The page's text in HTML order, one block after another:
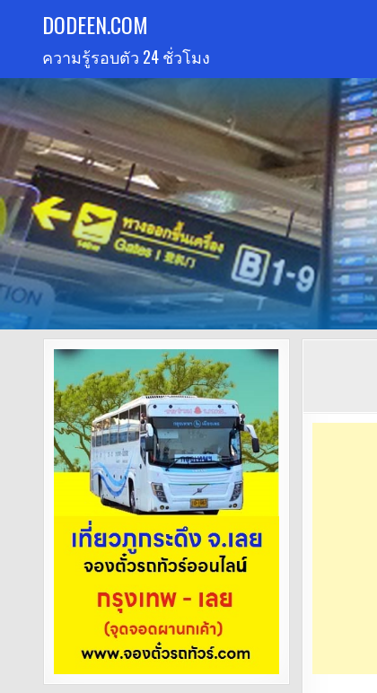
content
DODEEN.COM
ความรู้รอบตัว 24 ชั่วโมง